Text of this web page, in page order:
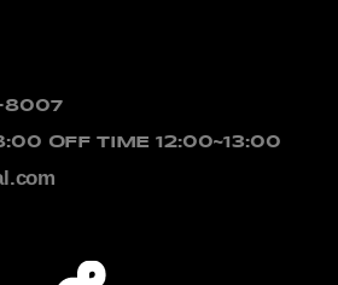
8007
OFF TIME 12:00~13:00